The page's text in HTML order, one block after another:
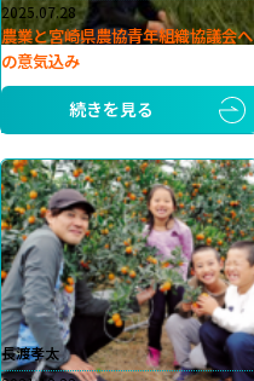
2025.07.28
農業と宮崎県農協青年組織協議会へ
の意気込み
続きを見る
長渡孝太